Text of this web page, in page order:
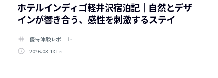
ホテルインディゴ軽井沢宿泊記｜自然とデザ
インが響き合う、感性を刺激するステイ
tag
優待体験レポート
access_time 2026.03.13 Fri